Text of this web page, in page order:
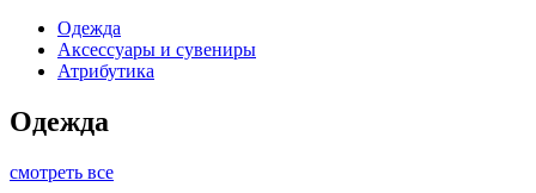
Одежда
Аксессуары и сувениры
Атрибутика
Одежда
смотреть все